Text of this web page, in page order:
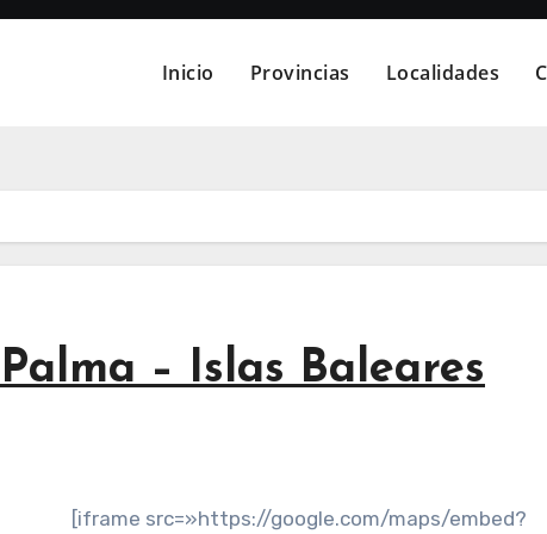
Inicio Provincias Localidades
– Islas Baleares
[iframe src=»https://google.com/maps/embed?